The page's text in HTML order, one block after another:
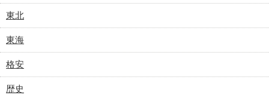
東北
東海
格安
歴史